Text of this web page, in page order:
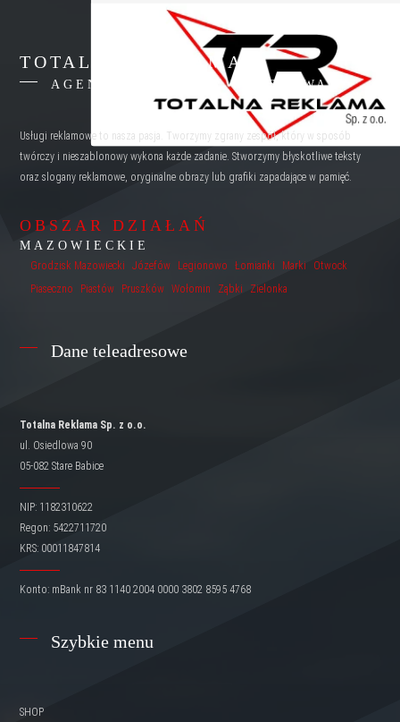
TOTALNA REKLAMA
AGENCJA REKLAMY WARSZAWA
Usługi reklamowe to nasza pasja. Tworzymy zgrany zespół, który w sposób
twórczy i nieszablonowy wykona każde zadanie. Stworzymy błyskotliwe teksty
oraz slogany reklamowe, oryginalne obrazy lub grafiki zapadające w pamięć.
OBSZAR DZIAŁAŃ
MAZOWIECKIE
Grodzisk Mazowiecki Józefów Legionowo Łomianki Marki
Otwock
Piaseczno
Piastów Pruszków Wołomin Ząbki Zielonka
Dane teleadresowe
Totalna Reklama Sp. z o.o.
ul. Osiedlowa 90
05-082 Stare Babice
NIP: 1182310622
Regon: 5422711720
KRS: 00011847814
Konto: mBank nr 83 1140 2004 0000 3802 8595 4768
Szybkie menu
SHOP